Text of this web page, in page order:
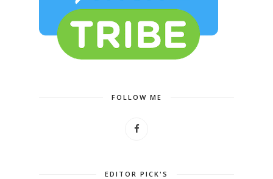
FOLLOW ME
EDITOR PICK'S